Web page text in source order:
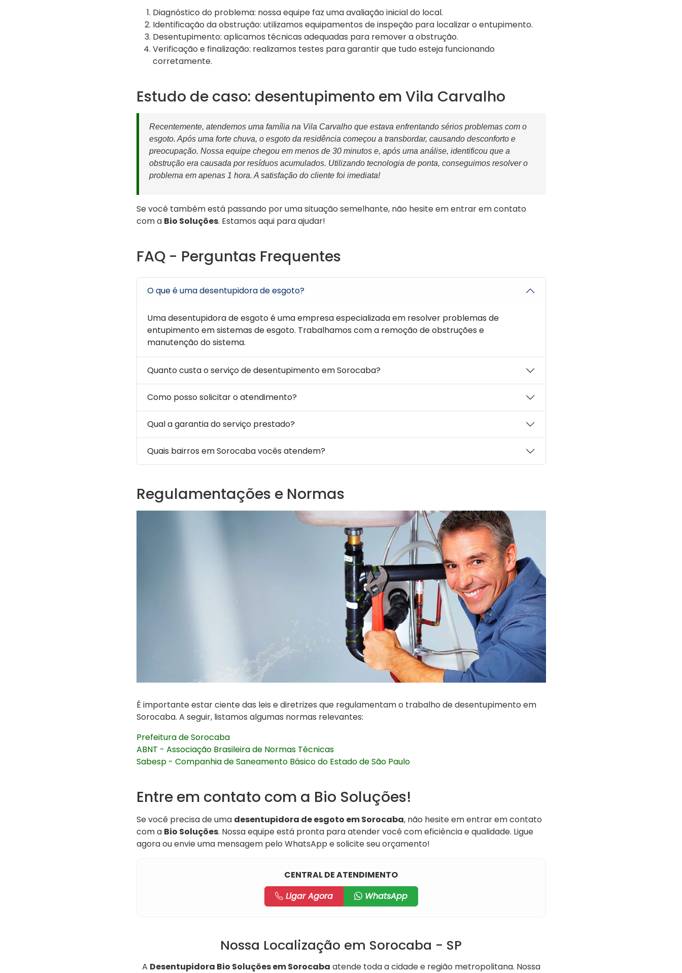
Diagnóstico do problema: nossa equipe faz uma avaliação inicial do local.
Identificação da obstrução: utilizamos equipamentos de inspeção para localizar o entupimento.
Desentupimento: aplicamos técnicas adequadas para remover a obstrução.
Verificação e finalização: realizamos testes para garantir que tudo esteja funcionando
corretamente.
Estudo de caso: desentupimento em Vila Carvalho
Recentemente, atendemos uma família na Vila Carvalho que estava enfrentando sérios problemas com o
esgoto. Após uma forte chuva, o esgoto da residência começou a transbordar, causando desconforto e
preocupação. Nossa equipe chegou em menos de 30 minutos e, após uma análise, identificou que a
obstrução era causada por resíduos acumulados. Utilizando tecnologia de ponta, conseguimos resolver o
problema em apenas 1 hora. A satisfação do cliente foi imediata!
Se você também está passando por uma situação semelhante, não hesite em entrar em contato
com a Bio Soluções. Estamos aqui para ajudar!
FAQ - Perguntas Frequentes
O que é uma desentupidora de esgoto?
Uma desentupidora de esgoto é uma empresa especializada em resolver problemas de
entupimento em sistemas de esgoto. Trabalhamos com a remoção de obstruções e
manutenção do sistema.
Quanto custa o serviço de desentupimento em Sorocaba?
Como posso solicitar o atendimento?
Qual a garantia do serviço prestado?
Quais bairros em Sorocaba vocês atendem?
Regulamentações e Normas
É importante estar ciente das leis e diretrizes que regulamentam o trabalho de desentupimento em
Sorocaba. A seguir, listamos algumas normas relevantes:
Prefeitura de Sorocaba
ABNT - Associação Brasileira de Normas Técnicas
Sabesp - Companhia de Saneamento Básico do Estado de São Paulo
Entre em contato com a Bio Soluções!
Se você precisa de uma desentupidora de esgoto em Sorocaba, não hesite em entrar em contato
com a Bio Soluções. Nossa equipe está pronta para atender você com eficiência e qualidade. Ligue
agora ou envie uma mensagem pelo WhatsApp e solicite seu orçamento!
CENTRAL DE ATENDIMENTO
Ligar Agora
WhatsApp
Nossa Localização em Sorocaba - SP
A Desentupidora Bio Soluções em Sorocaba atende toda a cidade e região metropolitana. Nossa